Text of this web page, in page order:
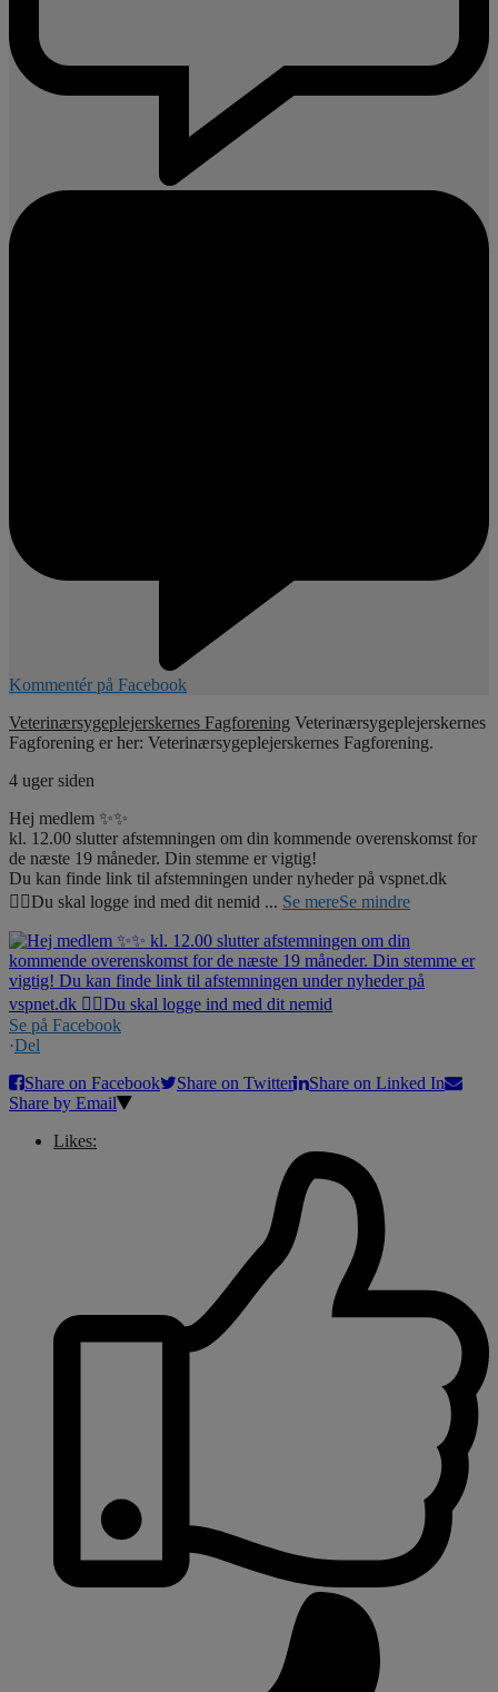
Kommentér på Facebook
Veterinærsygeplejerskernes Fagforening Veterinærsygeplejerskernes
Fagforening er her: Veterinærsygeplejerskernes Fagforening.
4 uger siden
Hej medlem ✨✨
kl. 12.00 slutter afstemningen om din kommende overenskomst for
de næste 19 måneder. Din stemme er vigtig!
Du kan finde link til afstemningen under nyheder på vspnet.dk
☝🏼Du skal logge ind med dit nemid ... Se mereSe mindre
Se på Facebook
·Del
Share on Facebook
Share on Twitter
Share on Linked In
Share by Email
Likes: